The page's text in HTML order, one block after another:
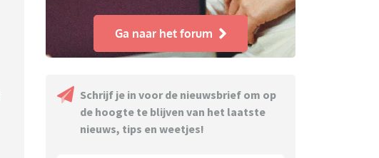
Ga naar het forum
Schrijf je in voor de nieuwsbrief om op
de hoogte te blijven van het laatste
nieuws, tips en weetjes!